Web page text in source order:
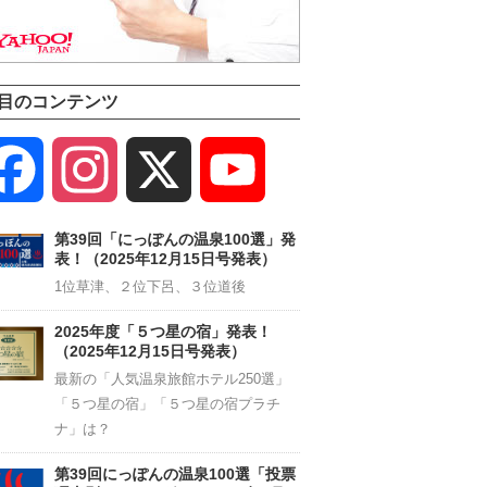
のコンテンツ
Facebook Instagram
Channel
第39回「にっぽんの温泉100選」発
表！（2025年12月15日号発表）
1位草津、２位下呂、３位道後
2025年度「５つ星の宿」発表！
（2025年12月15日号発表）
最新の「人気温泉旅館ホテル250選」
「５つ星の宿」「５つ星の宿プラチ
ナ」は？
第39回にっぽんの温泉100選「投票